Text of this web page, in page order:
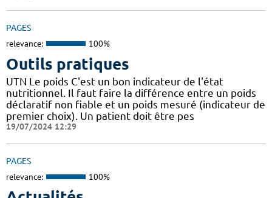
PAGES
relevance: 100%
Outils pratiques
UTN Le poids C'est un bon indicateur de l'état
nutritionnel. Il faut faire la différence entre un poids
déclaratif non fiable et un poids mesuré (indicateur de
premier choix). Un patient doit être pes
19/07/2024 12:29
PAGES
relevance: 100%